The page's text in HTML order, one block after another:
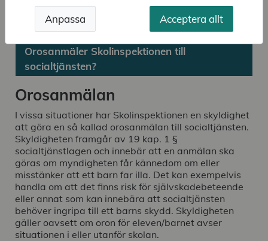
Orosanmäler Skolinspektionen till
socialtjänsten?
Orosanmälan
I vissa situationer har Skolinspektionen en skyldighet
att göra en så kallad orosanmälan till socialtjänsten.
Skyldigheten framgår av 19 kap. 1 §
socialtjänstlagen och innebär att en anmälan ska
göras om myndigheten får kännedom om eller
misstänker att ett barn far illa. Det kan exempelvis
handla om att det finns risk för självskadebeteende
eller annat som kan innebära att socialtjänsten
behöver ingripa till ett barns skydd. Skyldigheten
gäller oavsett om oron för eleven/barnet avser
situationen i eller utanför skolan.
Anpassa Acceptera allt